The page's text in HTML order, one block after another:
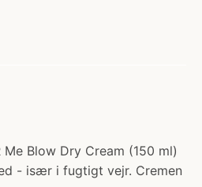
Blow Dry Cream (150 ml)
- især i fugtigt vejr. Cremen